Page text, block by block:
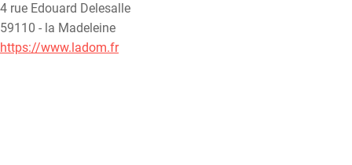
4 rue Edouard Delesalle
59110 - la Madeleine
https://www.ladom.fr